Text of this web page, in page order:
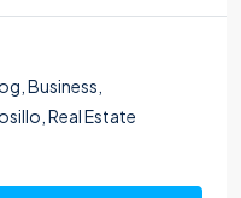
Business
Real Estate